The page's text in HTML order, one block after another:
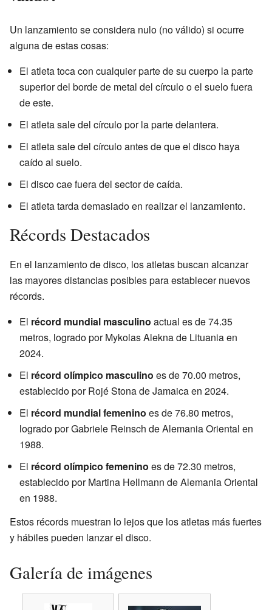
Un lanzamiento se considera nulo (no válido) si ocurre
alguna de estas cosas:
El atleta toca con cualquier parte de su cuerpo la parte
superior del borde de metal del círculo o el suelo fuera
de este.
El atleta sale del círculo por la parte delantera.
El atleta sale del círculo antes de que el disco haya
caído al suelo.
El disco cae fuera del sector de caída.
El atleta tarda demasiado en realizar el lanzamiento.
Récords Destacados
En el lanzamiento de disco, los atletas buscan alcanzar
las mayores distancias posibles para establecer nuevos
récords.
El récord mundial masculino actual es de 74.35
metros, logrado por Mykolas Alekna de Lituania en
2024.
El récord olímpico masculino es de 70.00 metros,
establecido por Rojé Stona de Jamaica en 2024.
El récord mundial femenino es de 76.80 metros,
logrado por Gabriele Reinsch de Alemania Oriental en
1988.
El récord olímpico femenino es de 72.30 metros,
establecido por Martina Hellmann de Alemania Oriental
en 1988.
Estos récords muestran lo lejos que los atletas más fuertes
y hábiles pueden lanzar el disco.
Galería de imágenes